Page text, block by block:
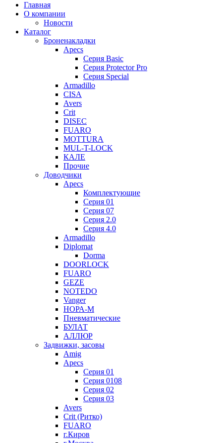
Главная
О компании
Новости
Каталог
Броненакладки
Apecs
Серия Basic
Серия Protector Pro
Серия Special
Armadillo
CISA
Avers
Crit
DISEC
FUARO
MOTTURA
MUL-T-LOCK
КАЛЕ
Прочие
Доводчики
Apecs
Комплектующие
Серия 01
Серия 07
Серия 2.0
Серия 4.0
Armadillo
Diplomat
Dorma
DOORLOCK
FUARO
GEZE
NOTEDO
Vanger
НОРА-М
Пневматические
БУЛАТ
АЛЛЮР
Задвижки, засовы
Amig
Apecs
Серия 01
Серия 0108
Серия 02
Серия 03
Avers
Crit (Ритко)
FUARO
г.Киров